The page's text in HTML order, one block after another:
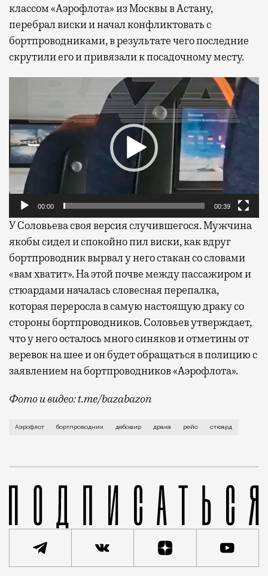
классом «Аэрофлота» из Москвы в Астану,
перебрал виски и начал конфликтовать с
бортпроводниками, в результате чего последние
скрутили его и привязали к посадочному месту.
00:00 00:39
У Соловьева своя версия случившегося. Мужчина
якобы сидел и спокойно пил виски, как вдруг
бортпроводник вырвал у него стакан со словами
«вам хватит». На этой почве между пассажиром и
стюардами началась словесная перепалка,
которая переросла в самую настоящую драку со
стороны бортпроводников. Соловьев утверждает,
что у него осталось много синяков и отметины от
веревок на шее и он будет обращаться в полицию с
заявлением на бортпроводников «Аэрофлота».
Фото и видео: t.me/bazabazon
Мужчина винит во всем бортпроводников и
Аэрофлот бортпроводник дебошир драка рейс стюард